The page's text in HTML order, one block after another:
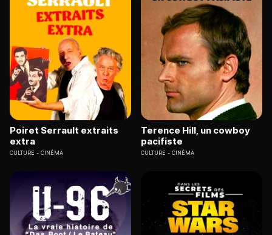
Poiret Serrault extraits
extra
CULTURE CINÉMA
Terence Hill, un cowboy
pacifiste
CULTURE CINÉMA